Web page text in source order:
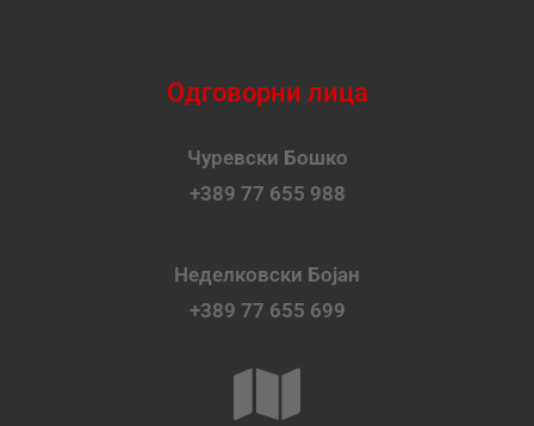
Одговорни лица
Чуревски Бошко
+389 77 655 988
Неделковски Бојан
+389 77 655 699